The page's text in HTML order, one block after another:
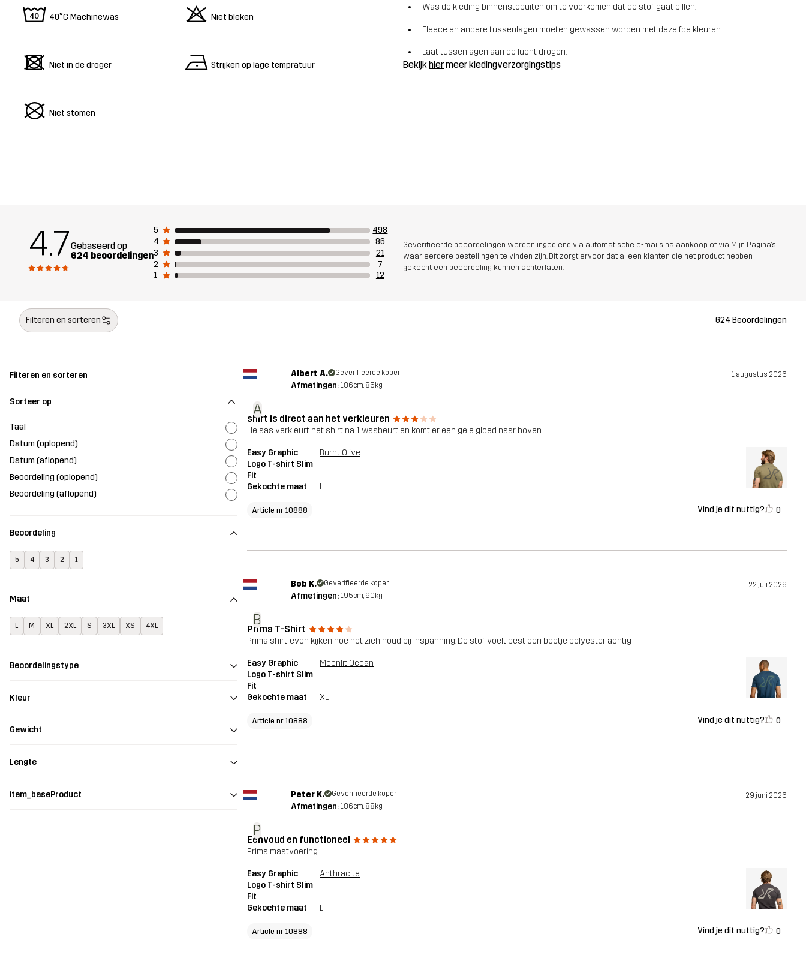
8 40°C Machinewas o Niet bleken
d Niet in de droger n Strijken op lage tempratuur
U Niet stomen
Was de kleding binnenstebuiten om te voorkomen dat de stof gaat pillen.
Fleece en andere tussenlagen moeten gewassen worden met dezelfde kleuren.
Laat tussenlagen aan de lucht drogen.
Bekijkhiermeer kledingverzorgingstips
4.7Gebaseerd op
624 beoordelingen
5
498
4
86
3
21
2
7
1
12
Geverifieerde beoordelingen worden ingediend via automatische e-mails na aankoop of via Mijn Pagina's,
waar eerdere bestellingen te vinden zijn. Dit zorgt ervoor dat alleen klanten die het product hebben
gekocht een beoordeling kunnen achterlaten.
Filteren en sorteren 624 Beoordelingen
Filteren en sorteren
Sorteer op
Taal
Datum (oplopend)
Datum (aflopend)
Beoordeling (oplopend)
Beoordeling (aflopend)
Beoordeling
5 4 3 2 1
Maat
L M XL 2XL S 3XL XS 4XL
Beoordelingstype
Kleur
Gewicht
Lengte
item_baseProduct
A
Albert A. Geverifieerde koper 1 augustus 2026
Afmetingen: 186cm, 85kg
shirt is direct aan het verkleuren
Helaas verkleurt het shirt na 1 wasbeurt en komt er een gele gloed naar boven
Easy Graphic
Logo T-shirt Slim
Fit
Burnt Olive
Gekochte maat L
Article nr 10888 Vind je dit nuttig? 0
B
Bob K. Geverifieerde koper 22 juli 2026
Afmetingen: 195cm, 90kg
Prima T-Shirt
Prima shirt, even kijken hoe het zich houd bij inspanning. De stof voelt best een beetje polyester achtig
Easy Graphic
Logo T-shirt Slim
Fit
Moonlit Ocean
Gekochte maat XL
Article nr 10888 Vind je dit nuttig? 0
P
Peter K. Geverifieerde koper 29 juni 2026
Afmetingen: 186cm, 88kg
Eenvoud en functioneel
Prima maatvoering
Easy Graphic
Logo T-shirt Slim
Fit
Anthracite
Gekochte maat L
Article nr 10888 Vind je dit nuttig? 0